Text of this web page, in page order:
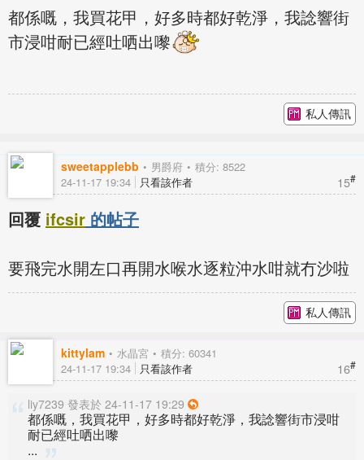
都係嘅，我買花甲，好多時都好乾淨，我諗響街
市浸咁耐已經吐哂出嚟
私人傳訊
sweetapplebb 男爵府 積分: 8522
15#
24-11-17 19:34 只看該作者
回覆 ifcsir 的帖子
要飛完水開左口再開水喉水逐粒沖水咁就冇沙啦
私人傳訊
kittylam 水晶宮 積分: 60341
16#
24-11-17 19:34 只看該作者
liy7239 發表於 24-11-17 19:29
都係嘅，我買花甲，好多時都好乾淨，我諗響街市浸咁
耐已經吐哂出嚟
...